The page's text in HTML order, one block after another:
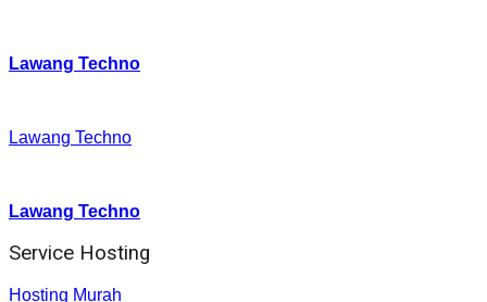
Lawang Techno
Lawang Techno
Lawang Techno
Service Hosting
Hosting Murah